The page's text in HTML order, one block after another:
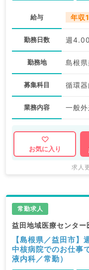
給与 年収
勤務日数 週
勤務地 島根
募集科目 循環
業務内容 一般
お気に入り
求人
常勤求人
益田地域医療センター
【島根県／益田市
中核病院でのお仕事
液内科／常勤）